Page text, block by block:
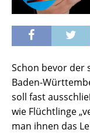
Schon bevor der
Baden-
soll fast
wie Flüchtlinge
man ihnen das